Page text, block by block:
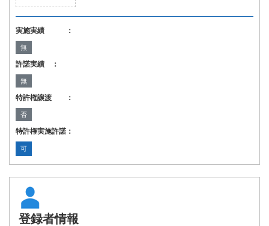
実施実績 ：
無
許諾実績 ：
無
特許権譲渡 ：
否
特許権実施許諾：
可
登録者情報